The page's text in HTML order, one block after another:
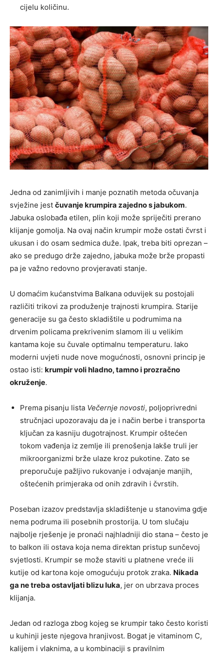
cijelu količinu.
Jedna od zanimljivih i manje poznatih metoda očuvanja
svježine jest čuvanje krumpira zajedno s jabukom.
Jabuka oslobađa etilen, plin koji može spriječiti prerano
klijanje gomolja. Na ovaj način krumpir može ostati čvrst i
ukusan i do osam sedmica duže. Ipak, treba biti oprezan –
ako se predugo drže zajedno, jabuka može brže propasti
pa je važno redovno provjeravati stanje.
U domaćim kućanstvima Balkana oduvijek su postojali
različiti trikovi za produženje trajnosti krumpira. Starije
generacije su ga često skladištile u podrumima na
drvenim policama prekrivenim slamom ili u velikim
kantama koje su čuvale optimalnu temperaturu. Iako
moderni uvjeti nude nove mogućnosti, osnovni princip je
ostao isti: krumpir voli hladno, tamno i prozračno
okruženje.
Prema pisanju lista Večernje novosti, poljoprivredni
stručnjaci upozoravaju da je i način berbe i transporta
ključan za kasniju dugotrajnost. Krumpir oštećen
tokom vađenja iz zemlje ili prenošenja lakše truli jer
mikroorganizmi brže ulaze kroz pukotine. Zato se
preporučuje pažljivo rukovanje i odvajanje manjih,
oštećenih primjeraka od onih zdravih i čvrstih.
Poseban izazov predstavlja skladištenje u stanovima gdje
nema podruma ili posebnih prostorija. U tom slučaju
najbolje rješenje je pronaći najhladniji dio stana – često je
to balkon ili ostava koja nema direktan pristup sunčevoj
svjetlosti. Krumpir se može staviti u platnene vreće ili
kutije od kartona koje omogućuju protok zraka. Nikada
ga ne treba ostavljati blizu luka, jer on ubrzava proces
klijanja.
Jedan od razloga zbog kojeg se krumpir tako često koristi
u kuhinji jeste njegova hranjivost. Bogat je vitaminom C,
kalijem i vlaknima, a u kombinaciji s pravilnim